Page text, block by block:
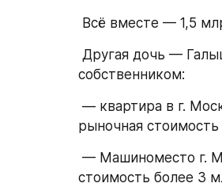
Всё вместе — 1,5
собственником:
рыночная
стоимость более 3